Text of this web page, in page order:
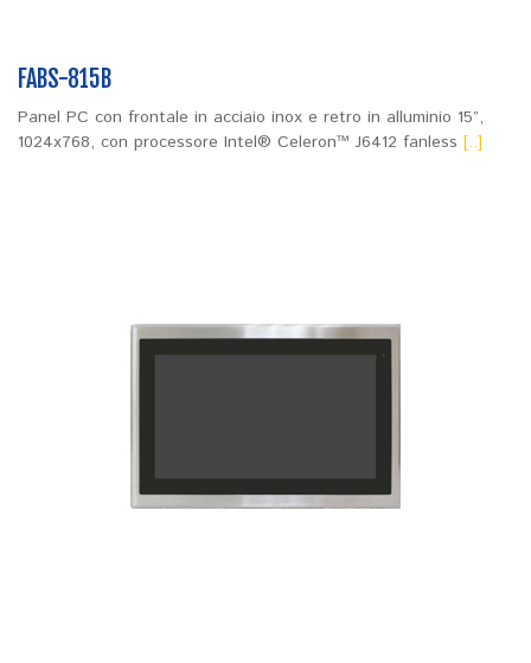
FABS-815B
Panel PC con frontale in acciaio inox e retro in alluminio 15”,
1024x768, con processore Intel® Celeron™ J6412 fanless [..]